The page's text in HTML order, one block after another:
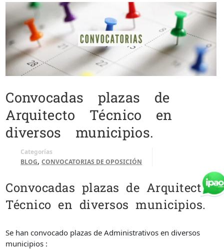
Convocadas plazas de
Arquitecto Técnico en
diversos municipios.
Categorías
BLOG,CONVOCATORIAS DE OPOSICIÓN
Convocadas plazas de Arquitecto
Técnico en diversos municipios.
Se han convocado plazas de Administrativos en diversos
municipios :